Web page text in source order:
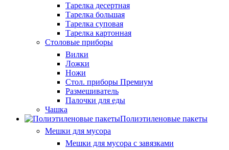
Тарелка десертная
Тарелка большая
Тарелка суповая
Тарелка картонная
Столовые приборы
Вилки
Ложки
Ножи
Стол. приборы Премиум
Размешиватель
Палочки для еды
Чашка
Полиэтиленовые пакеты
Мешки для мусора
Мешки для мусора с завязками